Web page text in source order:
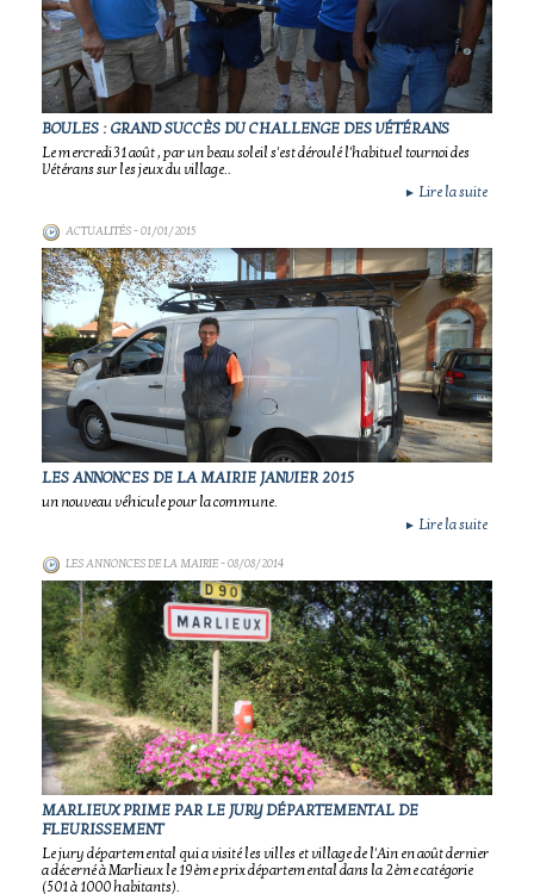
BOULES : GRAND SUCCÈS DU CHALLENGE DES VÉTÉRANS
Le mercredi 31 août , par un beau soleil s'est déroulé l'habituel tournoi des
Vétérans sur les jeux du village..
► Lire la suite
ACTUALITÉS- 01/01/2015
LES ANNONCES DE LA MAIRIE JANVIER 2015
un nouveau véhicule pour la commune.
► Lire la suite
LES ANNONCES DE LA MAIRIE- 08/08/2014
MARLIEUX PRIME PAR LE JURY DÉPARTEMENTAL DE
FLEURISSEMENT
Le jury départemental qui a visité les villes et village de l'Ain en août dernier
a décerné à Marlieux le 19ème prix départemental dans la 2ème catégorie
(501 à 1000 habitants).